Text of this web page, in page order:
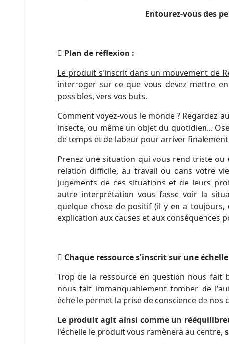
Entourez-vous des
Plan de réflexion :
Le produit s'inscrit dans un mouvement de
interroger sur ce que vous devez mettre
possibles, vers vos buts.
Comment voyez-vous le monde ? Regardez
insecte, ou même un objet du quotidien...
de temps et de labeur pour arriver
Prenez une situation qui vous rend triste
relation difficile, au travail ou dans votre
jugements de ces situations et de leurs
autre interprétation vous fasse voir la
quelque chose de positif (il y en a toujours,
explication aux causes et aux conséquences
Chaque ressource s'inscrit sur une
Trop de la ressource en question nous fait
nous fait immanquablement tomber de
échelle permet la prise de conscience de
Le produit agit ainsi comme un
l'échelle le produit vous ramènera au centre,